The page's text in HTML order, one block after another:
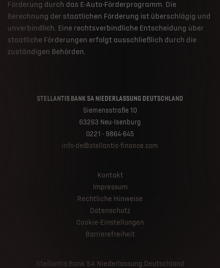
Förderung durch das E-Auto-Förderprogramm. Die
Berechnung der staatlichen Förderung ist überschlägig und
unverbindlich. Eine rechtsverbindliche Entscheidung über
staatliche Förderungen erfolgt ausschließlich durch die
zuständigen Behörden.
STELLANTIS BANK SA NIEDERLASSUNG DEUTSCHLAND
Siemensstraße 10
63263 Neu-Isenburg
0221 - 9864-645
info-de@stellantis-finance.com
Kontakt
Impressum
Rechtliche Hinweise
Datenschutz
Cookie-Einstellungen
Barrierefreiheit
Stellantis Bank SA Niederlassung Deutschland